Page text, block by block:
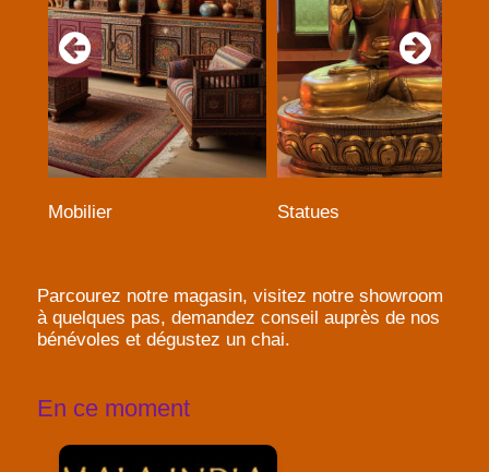
Mobilier Statues
Parcourez notre magasin, visitez notre showroom
à quelques pas, demandez conseil auprès de nos
bénévoles et dégustez un chai.
En ce moment